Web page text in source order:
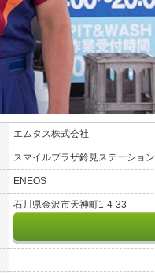
エムタス株式会社
スマイルプラザ鈴見ステーション
ENEOS
石川県金沢市天神町1-4-33